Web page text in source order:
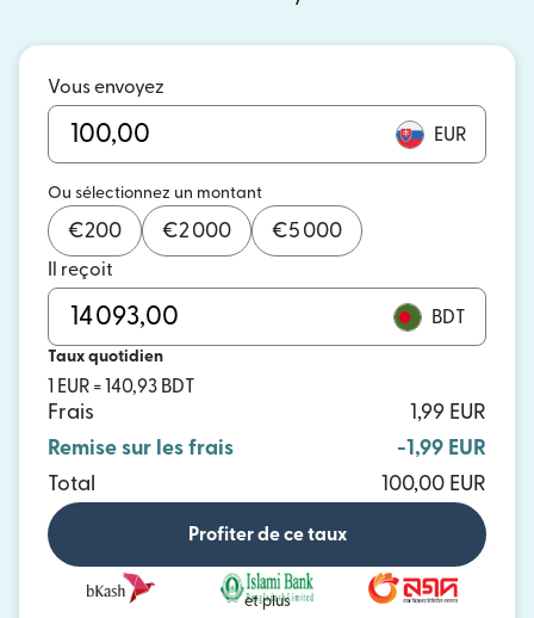
Vous envoyez
EUR
Ou sélectionnez un montant
€200 €2 000 €5 000
Il reçoit
BDT
Taux quotidien
1 EUR = 140,93 BDT
Frais
1,99 EUR
Remise sur les frais
-1,99 EUR
Total
100,00 EUR
Profiter de ce taux
et plus